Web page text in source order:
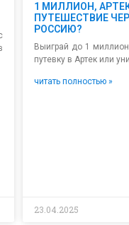
1 МИЛЛИОН,
ПУТЕШЕСТВИЕ
РОССИЮ?
Выиграй до 1
путевку в Артек или
читать полностью »
23.04.2025